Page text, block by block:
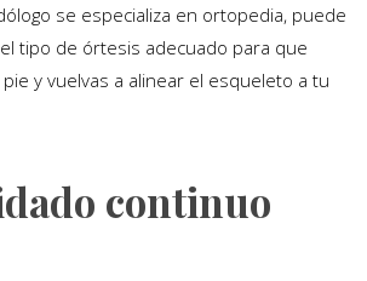
se especializa en ortopedia, puede
tipo de órtesis adecuado para que
y vuelvas a alinear el esqueleto a tu
continuo